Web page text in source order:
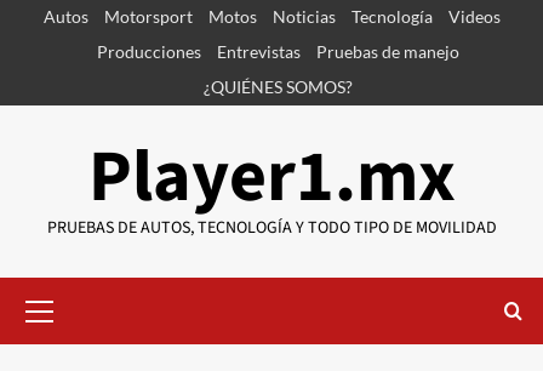
SaltarAutos Motorsport Motos Noticias Tecnología
Videos
Producciones
Entrevistas
Pruebas de manejo
¿QUIÉNES SOMOS?
Player1.mx
PRUEBAS DE AUTOS, TECNOLOGÍA Y TODO TIPO DE MOVILIDAD
primario